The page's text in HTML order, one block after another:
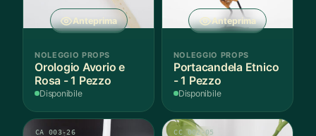
Anteprima
NOLEGGIO PROPS
Orologio Avorio e
Rosa - 1 Pezzo
Disponibile
Anteprima
NOLEGGIO PROPS
Portacandela Etnico
- 1 Pezzo
Disponibile
CA 003-26 CC 002-05